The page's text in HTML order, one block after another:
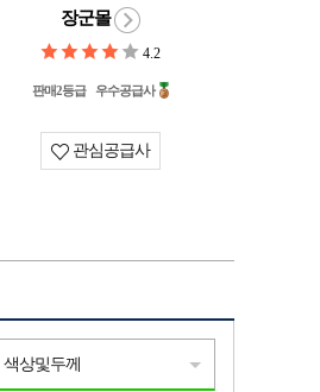
장군몰
4.2
판매2등급 우수공급사
관심공급사
색상및두께